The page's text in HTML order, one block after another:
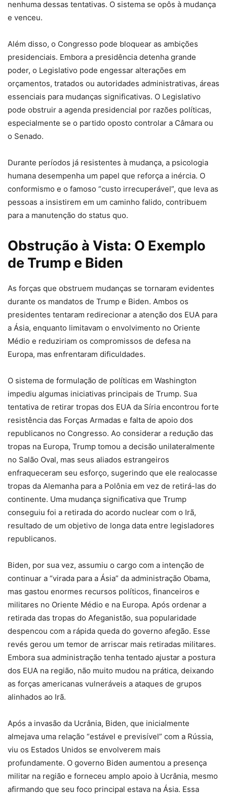
nenhuma dessas tentativas. O sistema se opôs à mudança
e venceu.
Além disso, o Congresso pode bloquear as ambições
presidenciais. Embora a presidência detenha grande
poder, o Legislativo pode engessar alterações em
orçamentos, tratados ou autoridades administrativas, áreas
essenciais para mudanças significativas. O Legislativo
pode obstruir a agenda presidencial por razões políticas,
especialmente se o partido oposto controlar a Câmara ou
o Senado.
Durante períodos já resistentes à mudança, a psicologia
humana desempenha um papel que reforça a inércia. O
conformismo e o famoso “custo irrecuperável”, que leva as
pessoas a insistirem em um caminho falido, contribuem
para a manutenção do status quo.
Obstrução à Vista: O Exemplo
de Trump e Biden
As forças que obstruem mudanças se tornaram evidentes
durante os mandatos de Trump e Biden. Ambos os
presidentes tentaram redirecionar a atenção dos EUA para
a Ásia, enquanto limitavam o envolvimento no Oriente
Médio e reduziriam os compromissos de defesa na
Europa, mas enfrentaram dificuldades.
O sistema de formulação de políticas em Washington
impediu algumas iniciativas principais de Trump. Sua
tentativa de retirar tropas dos EUA da Síria encontrou forte
resistência das Forças Armadas e falta de apoio dos
republicanos no Congresso. Ao considerar a redução das
tropas na Europa, Trump tomou a decisão unilateralmente
no Salão Oval, mas seus aliados estrangeiros
enfraqueceram seu esforço, sugerindo que ele realocasse
tropas da Alemanha para a Polônia em vez de retirá-las do
continente. Uma mudança significativa que Trump
conseguiu foi a retirada do acordo nuclear com o Irã,
resultado de um objetivo de longa data entre legisladores
republicanos.
Biden, por sua vez, assumiu o cargo com a intenção de
continuar a “virada para a Ásia” da administração Obama,
mas gastou enormes recursos políticos, financeiros e
militares no Oriente Médio e na Europa. Após ordenar a
retirada das tropas do Afeganistão, sua popularidade
despencou com a rápida queda do governo afegão. Esse
revés gerou um temor de arriscar mais retiradas militares.
Embora sua administração tenha tentado ajustar a postura
dos EUA na região, não muito mudou na prática, deixando
as forças americanas vulneráveis a ataques de grupos
alinhados ao Irã.
Após a invasão da Ucrânia, Biden, que inicialmente
almejava uma relação “estável e previsível” com a Rússia,
viu os Estados Unidos se envolverem mais
profundamente. O governo Biden aumentou a presença
militar na região e forneceu amplo apoio à Ucrânia, mesmo
afirmando que seu foco principal estava na Ásia. Essa